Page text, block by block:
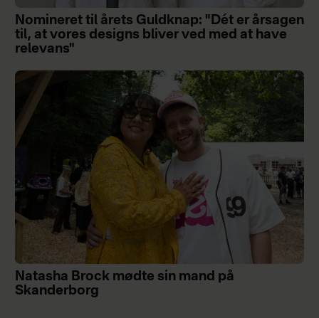
Nomineret til årets Guldknap: "Dét er årsagen
til, at vores designs bliver ved med at have
relevans"
Natasha Brock mødte sin mand på
Skanderborg